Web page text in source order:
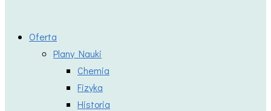
Oferta
Plany Nauki
Chemia
Fizyka
Historia